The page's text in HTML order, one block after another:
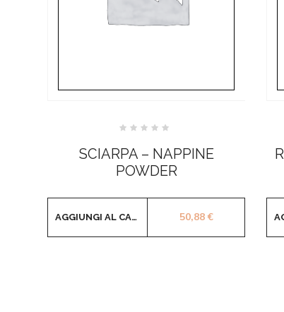
su
5
SCIARPA – NAPPINE
POWDER
50,88€
AGGIUNGI AL CARRELLO